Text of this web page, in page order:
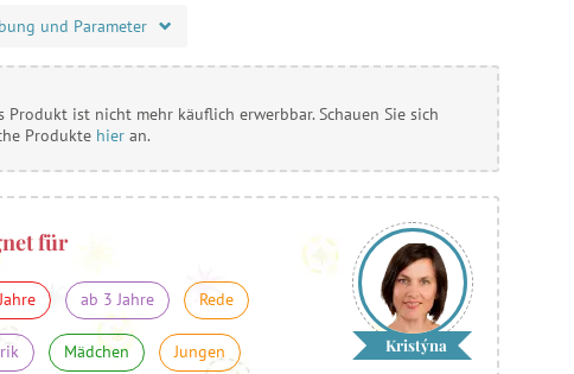
und Parameter
Produkt ist nicht mehr käuflich erwerbbar. Schauen Sie sich
Produkte hier an.
für
ab 3 Jahre Rede
Mädchen Jungen Kristýna